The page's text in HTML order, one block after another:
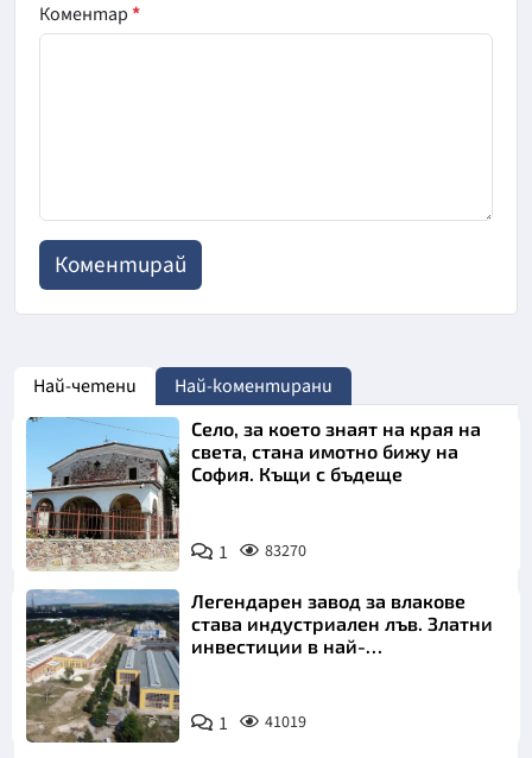
Коментар*
Най-четени Най-коментирани
Село, за което знаят на края на
света, стана имотно бижу на
София. Къщи с бъдеще
1 83270
Легендарен завод за влакове
става индустриален лъв. Златни
инвестиции в най-
1 41019